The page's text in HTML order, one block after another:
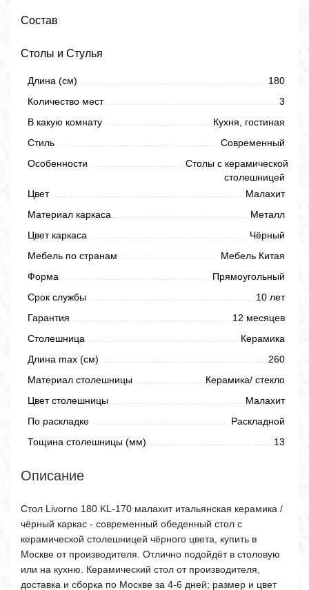
Состав
Столы и Стулья
Длина (см)
180
Количество мест
3
В какую комнату
Кухня, гостиная
Стиль
Современный
Особенности
Столы с керамической
столешницей
Цвет
Малахит
Материал каркаса
Металл
Цвет каркаса
Чёрный
Мебель по странам
Мебель Китая
Форма
Прямоугольный
Срок службы
10 лет
Гарантия
12 месяцев
Столешница
Керамика
Длина max (см)
260
Материал столешницы
Керамика/ стекло
Цвет столешницы
Малахит
По раскладке
Раскладной
Тощина столешницы (мм)
13
Описание
Стол Livorno 180 KL-170 малахит итальянская керамика /
чёрный каркас - современный обеденный стол с
керамической столешницей чёрного цвета, купить в
Москве от производителя. Отлично подойдёт в столовую
или на кухню. Керамический стол от производителя,
доставка и сборка по Москве за 4-6 дней; размер и цвет